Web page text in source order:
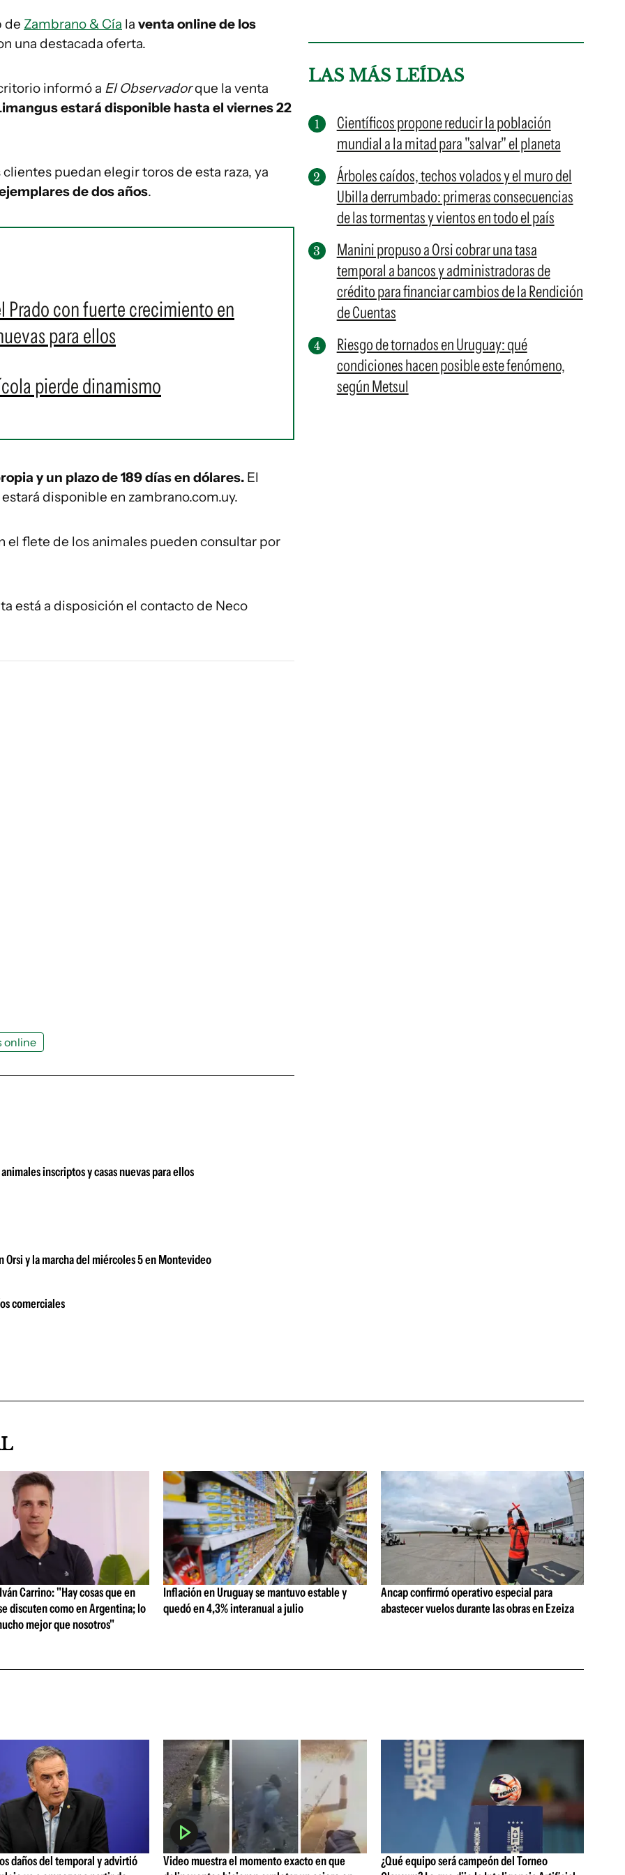
de Zambrano & Cía la venta online de los
una destacada oferta.
informó a El Observadorque la venta
estará disponible hasta el viernes 22
puedan elegir toros de esta raza, ya
de dos años.
Prado con fuerte crecimiento en
para ellos
pierde dinamismo
y un plazo de 189 días en dólares. El
disponible en zambrano.com.uy.
el flete de los animales pueden consultar por
está a disposición el contacto de Neco
LAS MÁS LEÍDAS
Científicos propone reducir la población
mundial a la mitad para "salvar" el planeta
Árboles caídos, techos volados y el muro del
Ubilla derrumbado: primeras consecuencias
de las tormentas y vientos en todo el país
Manini propuso a Orsi cobrar una tasa
temporal a bancos y administradoras de
crédito para financiar cambios de la Rendición
de Cuentas
Riesgo de tornados en Uruguay: qué
condiciones hacen posible este fenómeno,
según Metsul
online
inscriptos y casas nuevas para ellos
y la marcha del miércoles 5 en Montevideo
comerciales
Carrino: "Hay cosas que en
discuten como en Argentina; lo
mejor que nosotros"
Inflación en Uruguay se mantuvo estable y
quedó en 4,3% interanual a julio
Ancap confirmó operativo especial para
abastecer vuelos durante las obras en Ezeiza
daños del temporal y advirtió
Video muestra el momento exacto en que
¿Qué equipo será campeón del Torneo